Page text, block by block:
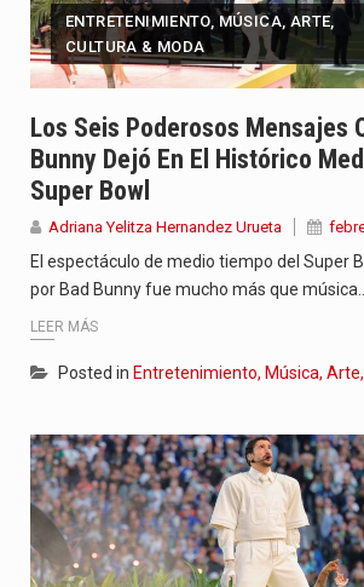
ENTRETENIMIENTO, MÚSICA, ARTE,
CULTURA & MODA
Los Seis Poderosos Mensajes
Bunny Dejó En El Histórico
Super Bowl
Adriana Yelitza Hernandez Urueta
El espectáculo de medio tiempo del Super
por Bad Bunny fue mucho más que
LEER MÁS
Posted in Entretenimiento, Música,